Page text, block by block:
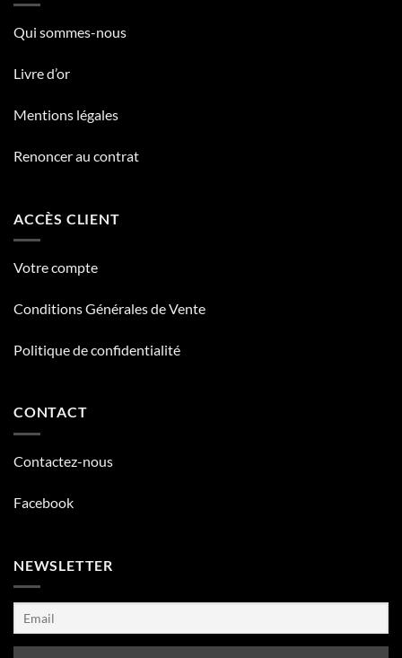
Qui sommes-nous
Livre d’or
Mentions légales
Renoncer au contrat
ACCÈS CLIENT
Votre compte
Conditions Générales de Vente
Politique de confidentialité
CONTACT
Contactez-nous
Facebook
NEWSLETTER